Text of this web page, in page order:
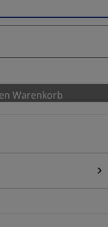
Warenkorb